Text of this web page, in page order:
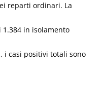
reparti ordinari. La
in isolamento
i casi positivi totali sono